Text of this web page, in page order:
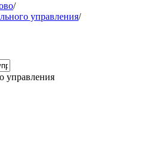
/
управления/
управления